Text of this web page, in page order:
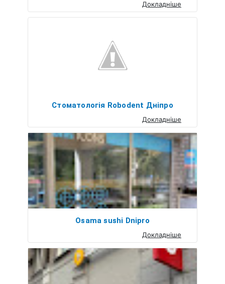
Докладніше
Стоматологія Robodent Дніпро
Докладніше
Osama sushi Dnipro
Докладніше